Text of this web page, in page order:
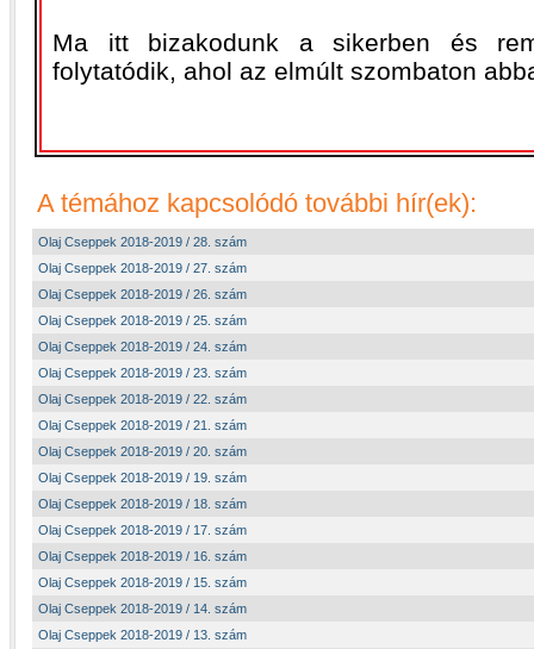
Ma itt bizakodunk a sikerben és
folytatódik, ahol az elmúlt szombaton
A témához kapcsolódó további hír(ek):
Olaj Cseppek 2018-2019 / 28. szám
Olaj Cseppek 2018-2019 / 27. szám
Olaj Cseppek 2018-2019 / 26. szám
Olaj Cseppek 2018-2019 / 25. szám
Olaj Cseppek 2018-2019 / 24. szám
Olaj Cseppek 2018-2019 / 23. szám
Olaj Cseppek 2018-2019 / 22. szám
Olaj Cseppek 2018-2019 / 21. szám
Olaj Cseppek 2018-2019 / 20. szám
Olaj Cseppek 2018-2019 / 19. szám
Olaj Cseppek 2018-2019 / 18. szám
Olaj Cseppek 2018-2019 / 17. szám
Olaj Cseppek 2018-2019 / 16. szám
Olaj Cseppek 2018-2019 / 15. szám
Olaj Cseppek 2018-2019 / 14. szám
Olaj Cseppek 2018-2019 / 13. szám